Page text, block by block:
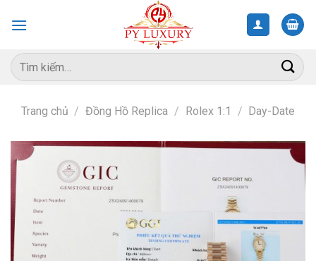
Tìm
kiếm:
Trang chủ / Đồng Hồ Replica / Rolex 1:1 / Day-Date